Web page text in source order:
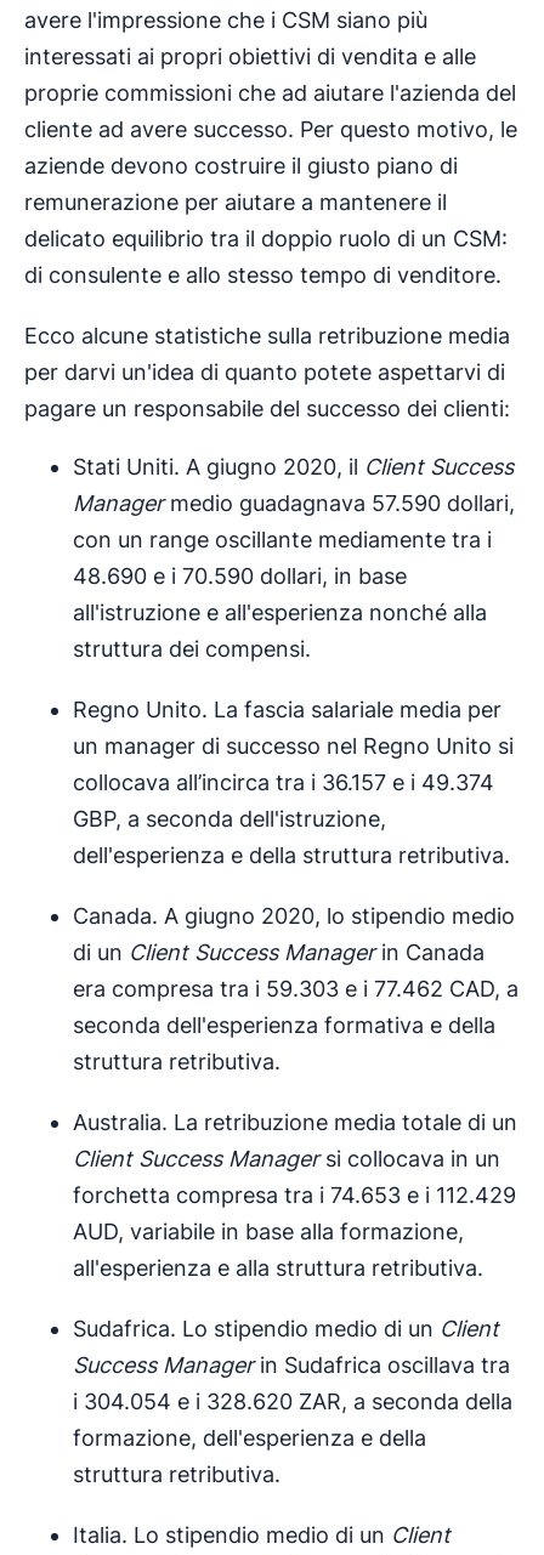
avere l'impressione che i CSM siano più
interessati ai propri obiettivi di vendita e alle
proprie commissioni che ad aiutare l'azienda del
cliente ad avere successo. Per questo motivo, le
aziende devono costruire il giusto piano di
remunerazione per aiutare a mantenere il
delicato equilibrio tra il doppio ruolo di un CSM:
di consulente e allo stesso tempo di venditore.
Ecco alcune statistiche sulla retribuzione media
per darvi un'idea di quanto potete aspettarvi di
pagare un responsabile del successo dei clienti:
Stati Uniti. A giugno 2020, il Client Success
Managermedio guadagnava 57.590 dollari,
con un range oscillante mediamente tra i
48.690 e i 70.590 dollari, in base
all'istruzione e all'esperienza nonché alla
struttura dei compensi.
Regno Unito. La fascia salariale media per
un manager di successo nel Regno Unito si
collocava all’incirca tra i 36.157 e i 49.374
GBP, a seconda dell'istruzione,
dell'esperienza e della struttura retributiva.
Canada. A giugno 2020, lo stipendio medio
di un Client Success Managerin Canada
era compresa tra i 59.303 e i 77.462 CAD, a
seconda dell'esperienza formativa e della
struttura retributiva.
Australia. La retribuzione media totale di un
Client Success Managersi collocava in un
forchetta compresa tra i 74.653 e i 112.429
AUD, variabile in base alla formazione,
all'esperienza e alla struttura retributiva.
Sudafrica. Lo stipendio medio di un Client
Success Managerin Sudafrica oscillava tra
i 304.054 e i 328.620 ZAR, a seconda della
formazione, dell'esperienza e della
struttura retributiva.
Italia. Lo stipendio medio di un Client